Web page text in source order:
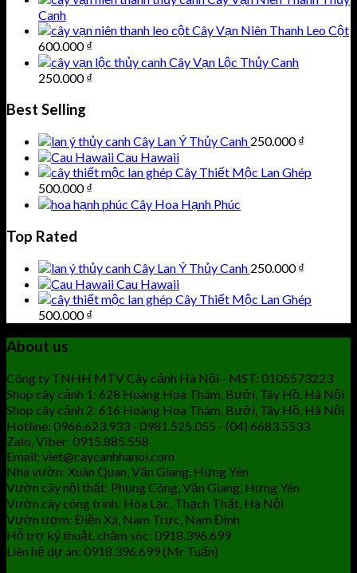
Canh
Cây Vạn Niên Thanh Leo Cột
600.000₫
Cây Vạn Lộc Thủy Canh
250.000₫
Best Selling
Cây Lan Ý Thủy Canh 250.000₫
Cau Hawaii
Cây Thiết Mộc Lan Ghép
500.000₫
Cây Hoa Hạnh Phúc
Top Rated
Cây Lan Ý Thủy Canh 250.000₫
Cau Hawaii
Cây Thiết Mộc Lan Ghép
500.000₫
About us
Công ty TNHH MTV Cây cảnh Hà Nội - MST: 0105573223
Shop cây cảnh 1: 628 Hoàng Hoa Thám, Bưởi, Tây Hồ, Hà Nội
Shop cây cảnh 2: 616 Hoàng Hoa Thám, Bưởi, Tây Hồ, Hà Nội
Hotline: 0966.623.933 - 0981.525.055 - (04) 6683.5533
Zalo, Viber: 0915.885.558
Email: viet@caycanhhanoi.com
Nhà vườn: Xuân Quan, Văn Giang, Hưng Yên
Vườn cây nội thất: Phụng Công, Văn Giang, Hưng Yên
Vườn cây công trình: Hòa Lạc, Thạch Thất, Hà Nội
Vườn ươm: Điền Xá, Nam Trực, Nam Định
Hỗ trợ kỹ thuật, chăm sóc: 0918.396.699
Liên hệ dự án: 0918.396.699 (Mr Tuấn)